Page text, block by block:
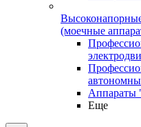
(моечные
Аппараты
Еще